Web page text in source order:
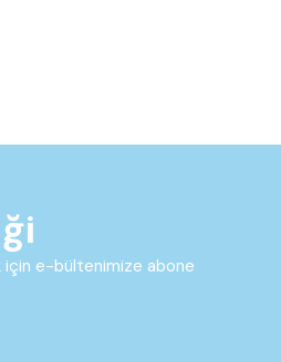
için e-bültenimize abone